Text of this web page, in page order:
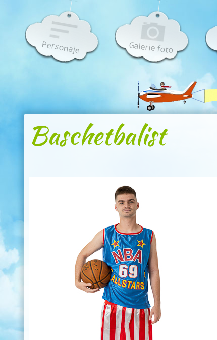
Personaje Galerie foto
Baschetbalist